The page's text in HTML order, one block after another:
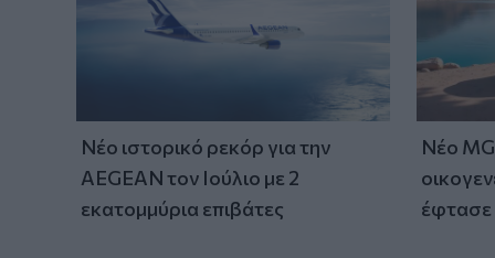
Νέο ιστορικό ρεκόρ για την
AEGEAN τον Ιούλιο με 2
εκατομμύρια επιβάτες
Νέο
έφτασε